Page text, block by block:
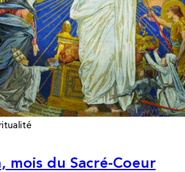
mois du Sacré-Coeur